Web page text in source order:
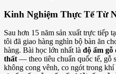
Kinh Nghiệm Thực Tế Từ
Sau hơn 15 năm sản xuất trực tiếp
tôi đã giao hàng nghìn bộ bàn ăn
hàng. Bài học lớn nhất là độ ẩm gỗ
thất — theo tiêu chuẩn quốc tế, gỗ
không cong vênh, co ngót trong